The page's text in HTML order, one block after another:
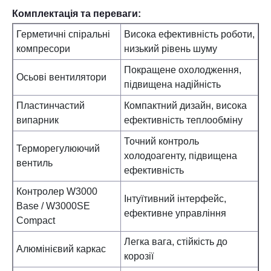
Комплектація та переваги:
Герметичні спіральні
компресори
Висока ефективність роботи,
низький рівень шуму
Осьові вентилятори
Покращене охолодження,
підвищена надійність
Пластинчастий
випарник
Компактний дизайн, висока
ефективність теплообміну
Терморегулюючий
вентиль
Точний контроль
холодоагенту, підвищена
ефективність
Контролер W3000
Base / W3000SE
Compact
Інтуїтивний інтерфейс,
ефективне управління
Алюмінієвий каркас
Легка вага, стійкість до
корозії